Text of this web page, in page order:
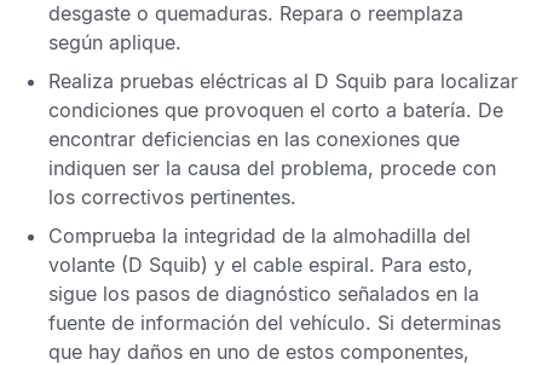
desgaste o quemaduras. Repara o reemplaza
según aplique.
Realiza pruebas eléctricas al D Squib para localizar
condiciones que provoquen el corto a batería. De
encontrar deficiencias en las conexiones que
indiquen ser la causa del problema, procede con
los correctivos pertinentes.
Comprueba la integridad de la almohadilla del
volante (D Squib) y el cable espiral. Para esto,
sigue los pasos de diagnóstico señalados en la
fuente de información del vehículo. Si determinas
que hay daños en uno de estos componentes,